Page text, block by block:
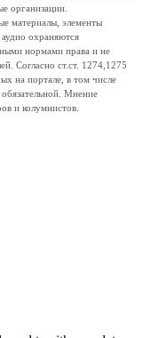
организации.
материалы, элементы
охраняются
нормами права и не
Согласно ст.ст. 1274,1275
на портале, в том числе
обязательной. Мнение
и колумнистов.